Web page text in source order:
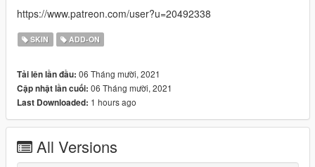
https://www.patreon.com/user?u=20492338
SKIN ADD-ON
Tải lên lần đầu: 06 Tháng mười, 2021
Cập nhật lần cuối: 06 Tháng mười, 2021
Last Downloaded: 1 hours ago
All Versions